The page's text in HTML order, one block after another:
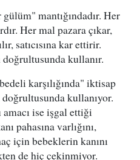
mantığındadır. Her
Her mal pazara çıkar,
satıcısına kar ettirir.
doğrultusunda kullanır.
karşılığında" iktisap
kullanıyor.
ise işgal ettiği
pahasına varlığını,
için bebeklerin kanını
de hiç çekinmiyor.